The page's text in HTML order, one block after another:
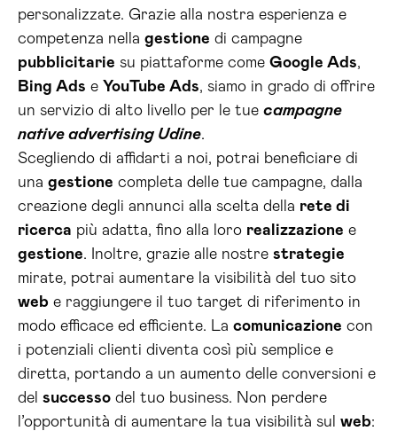
personalizzate. Grazie alla nostra esperienza e
competenza nella gestione di campagne
pubblicitarie su piattaforme come Google Ads,
Bing Ads e YouTube Ads, siamo in grado di offrire
un servizio di alto livello per le tue campagne
native advertising Udine.
Scegliendo di affidarti a noi, potrai beneficiare di
una gestione completa delle tue campagne, dalla
creazione degli annunci alla scelta della rete di
ricerca più adatta, fino alla loro realizzazione e
gestione. Inoltre, grazie alle nostre strategie
mirate, potrai aumentare la visibilità del tuo sito
web e raggiungere il tuo target di riferimento in
modo efficace ed efficiente. La comunicazione con
i potenziali clienti diventa così più semplice e
diretta, portando a un aumento delle conversioni e
del successo del tuo business. Non perdere
l’opportunità di aumentare la tua visibilità sul web: